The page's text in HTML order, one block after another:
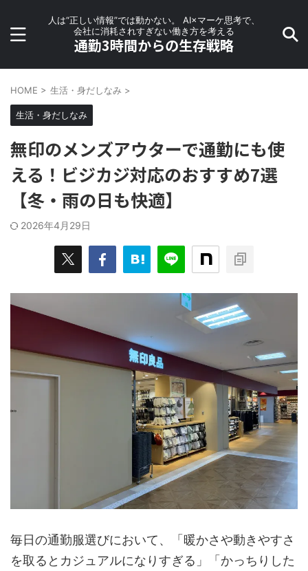
人は“正しい情報”では動かない。 AI×マーケ思考で、
会社に消耗されすぎない働き方を考える
通勤3時間からの生存戦略
HOME > 生活・身だしなみ >
生活・身だしなみ
無印のメンズアウターで通勤にも使
える！ビジカジ対応のおすすめ7選
【冬・雨の日も快適】
2026年4月29日
毎日の通勤服選びにおいて、「暖かさや動きやすさ
を取るとカジュアルになりすぎる」「かっちりした